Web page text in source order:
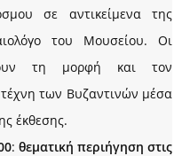
σε αντικείμενα της
του Μουσείου. Οι
τη μορφή και τον
των Bυζαντινών μέσα
έκθεσης.
: θεματική περιήγηση στις